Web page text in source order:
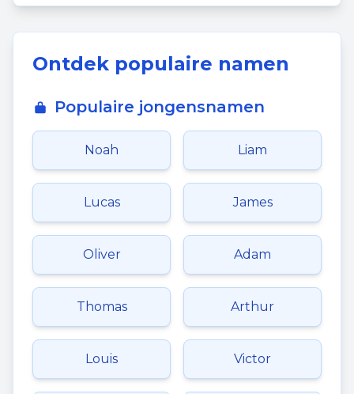
Ontdek populaire namen
Populaire jongensnamen
Noah Liam
Lucas James
Oliver Adam
Thomas Arthur
Louis Victor